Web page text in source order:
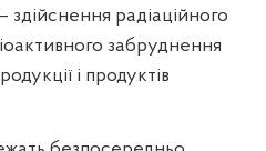
здійснення радіаційного
забруднення
і продуктів